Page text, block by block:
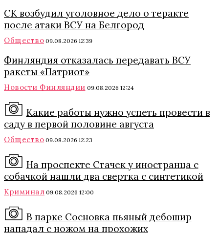
СК возбудил уголовное дело о теракте
после атаки ВСУ на Белгород
Общество 09.08.2026 12:39
Финляндия отказалась передавать ВСУ
ракеты «Патриот»
Новости Финляндии 09.08.2026 12:24
Какие работы нужно успеть провести в
саду в первой половине августа
Общество 09.08.2026 12:23
На проспекте Стачек у иностранца с
собачкой нашли два свертка с синтетикой
Криминал 09.08.2026 12:00
В парке Сосновка пьяный дебошир
нападал с ножом на прохожих